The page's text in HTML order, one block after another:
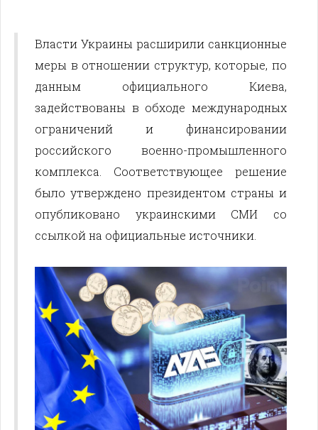
Власти Украины расширили санкционные
меры в отношении структур, которые, по
данным официального Киева,
задействованы в обходе международных
ограничений и финансировании
российского военно-промышленного
комплекса. Соответствующее решение
было утверждено президентом страны и
опубликовано украинскими СМИ со
ссылкой на официальные источники.